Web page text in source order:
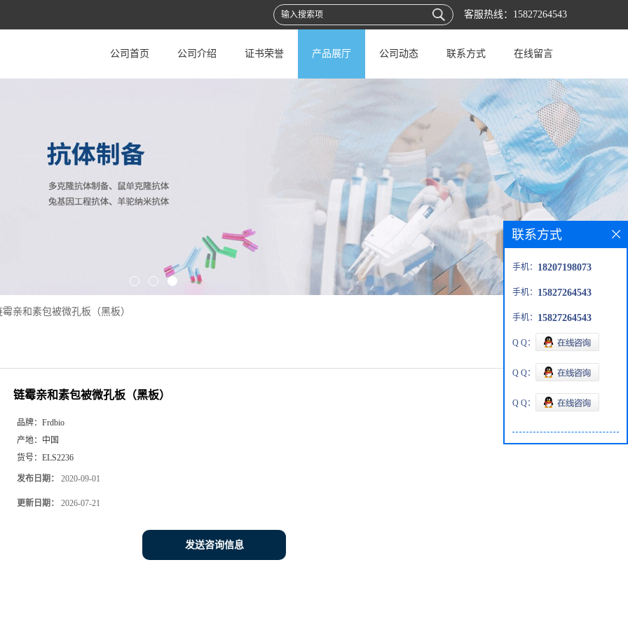
客服热线： 15827264543
公司首页 公司介绍 证书荣誉 产品展厅 公司动态 联系方式 在线留言
霉亲和素包被微孔板（黑板）
链霉亲和素包被微孔板（黑板）
品牌： Frdbio
产地： 中国
货号： ELS2236
发布日期： 2020-09-01
更新日期： 2026-07-21
发送咨询信息
联系方式
手机： 18207198073
手机： 15827264543
手机： 15827264543
Q Q：
Q Q：
Q Q：